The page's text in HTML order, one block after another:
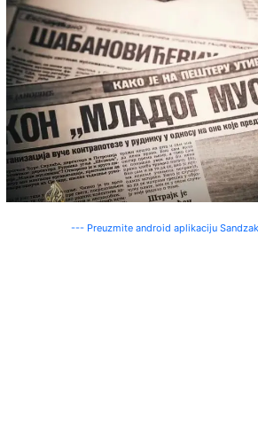
--- Preuzmite android aplikaciju